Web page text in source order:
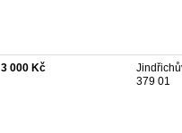
3 000 Kč
379 01